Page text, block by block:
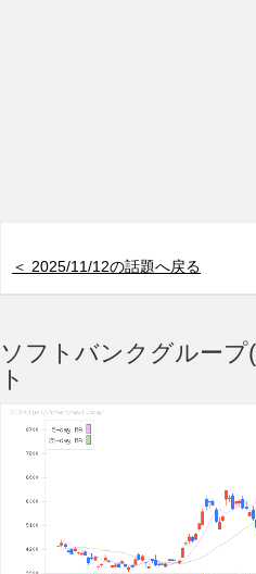
＜ 2025/11/12の話題へ戻る
ソフトバンクグループ
ト